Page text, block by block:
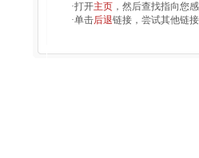
·打开主页 ，然后查找指向您
·单击后退链接，尝试其他链